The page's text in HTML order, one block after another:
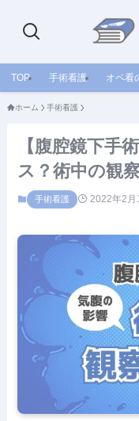
TOP 手術看護 オペ看
ホーム 手術看護
【腹腔鏡下手
ス？術中の観
手術看護 2022年2月